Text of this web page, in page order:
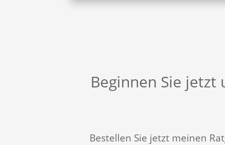
Beginnen Sie
Bestellen Sie jetzt meinen